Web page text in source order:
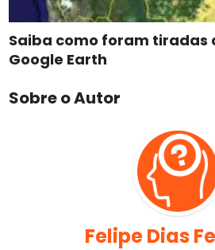
Saiba como foram tiradas
Google Earth
Sobre o Autor
Felipe Dias